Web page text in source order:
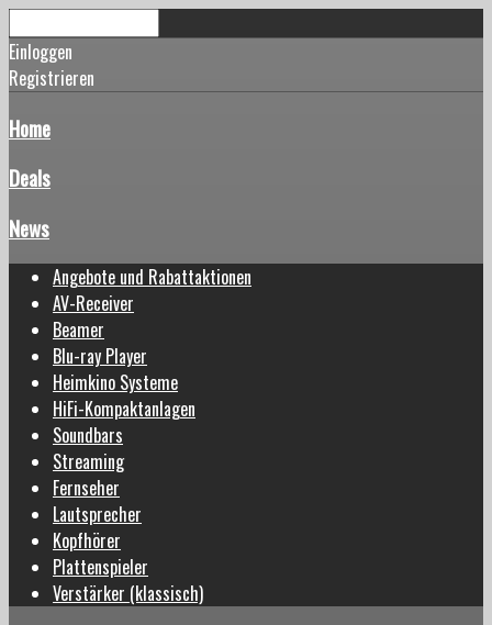
Einloggen
Registrieren
Home
Deals
News
Angebote und Rabattaktionen
AV-Receiver
Beamer
Blu-ray Player
Heimkino Systeme
HiFi-Kompaktanlagen
Soundbars
Streaming
Fernseher
Lautsprecher
Kopfhörer
Plattenspieler
Verstärker (klassisch)